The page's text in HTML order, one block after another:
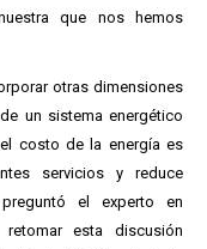
que nos hemos
otras dimensiones
un sistema energético
costo de la energía es
servicios y reduce
el experto en
esta discusión